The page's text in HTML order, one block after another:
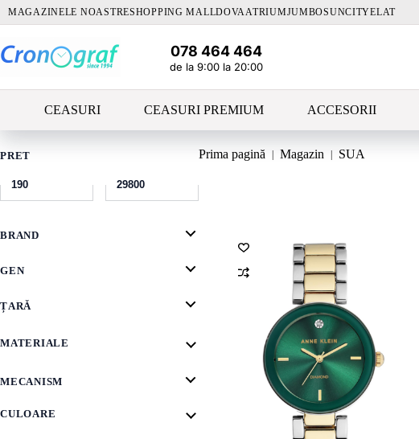
SariMAGAZINELE NOASTRESHOPPING MALLDOVA ATRIUMJUMBOSUNCITYELAT
078 464 464
de la 9:00 la 20:00
CEASURI CEASURI PREMIUM ACCESORII
Prima pagină Magazin SUA
PRET
BRAND
GEN
ȚARǍ
MATERIALE
MECANISM
CULOARE